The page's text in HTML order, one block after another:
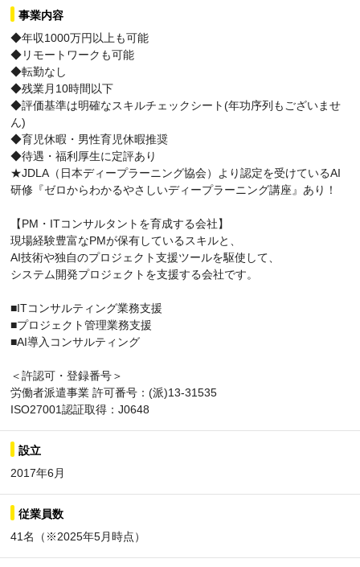
事業内容
◆年収1000万円以上も可能
◆リモートワークも可能
◆転勤なし
◆残業月10時間以下
◆評価基準は明確なスキルチェックシート(年功序列もございませ
ん)
◆育児休暇・男性育児休暇推奨
◆待遇・福利厚生に定評あり
★JDLA（日本ディープラーニング協会）より認定を受けているAI
研修『ゼロからわかるやさしいディープラーニング講座』あり！
【PM・ITコンサルタントを育成する会社】
現場経験豊富なPMが保有しているスキルと、
AI技術や独自のプロジェクト支援ツールを駆使して、
システム開発プロジェクトを支援する会社です。
■ITコンサルティング業務支援
■プロジェクト管理業務支援
■AI導入コンサルティング
＜許認可・登録番号＞
労働者派遣事業 許可番号：(派)13-31535
ISO27001認証取得：J0648
設立
2017年6月
従業員数
41名（※2025年5月時点）